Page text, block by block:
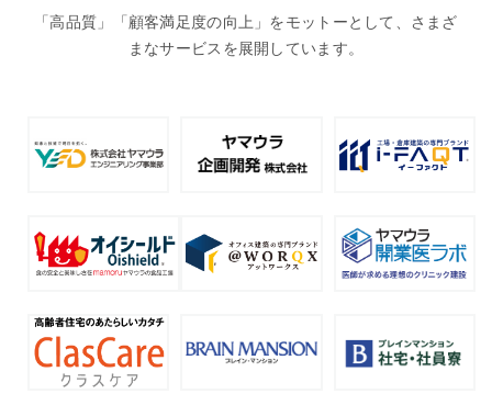
「高品質」「顧客満足度の向上」をモットーとして、さまざ
まなサービスを展開しています。